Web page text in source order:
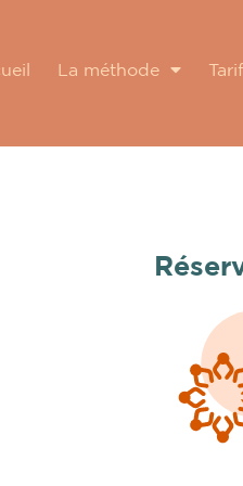
La méthode